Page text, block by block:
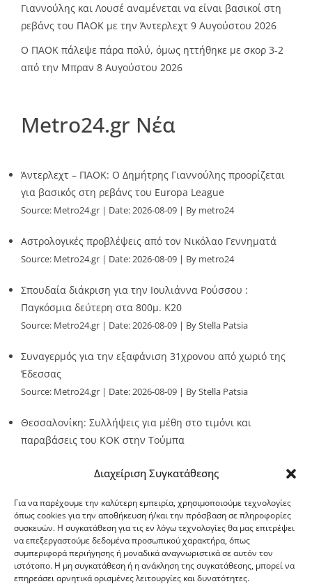
Διαχείριση Συγκατάθεσης
Για να παρέχουμε την καλύτερη εμπειρία, χρησιμοποιούμε τεχνολογίες
όπως cookies για την αποθήκευση ή/και την πρόσβαση σε πληροφορίες
συσκευών. Η συγκατάθεση για τις εν λόγω τεχνολογίες θα μας επιτρέψει
να επεξεργαστούμε δεδομένα προσωπικού χαρακτήρα, όπως
συμπεριφορά περιήγησης ή μοναδικά αναγνωριστικά σε αυτόν τον
ιστότοπο. Η μη συγκατάθεση ή η ανάκληση της συγκατάθεσης, μπορεί να
επηρεάσει αρνητικά ορισμένες λειτουργίες και δυνατότητες.
Γιαννούλης και Λουσέ αναμένεται να είναι βασικοί στη
ρεβάνς του ΠΑΟΚ με την Άντερλεχτ 9 Αυγούστου 2026
Ο ΠΑΟΚ πάλεψε πάρα πολύ, όμως ηττήθηκε με σκορ 3-2
από την Μπραν 8 Αυγούστου 2026
Metro24.gr Νέα
Άντερλεχτ – ΠΑΟΚ: Ο Δημήτρης Γιαννούλης προορίζεται
για βασικός στη ρεβάνς του Europa League
Source: Metro24.gr Date: 2026-08-09 By metro24
Αστρολογικές προβλέψεις από τον Νικόλαο Γεννηματά
Source: Metro24.gr Date: 2026-08-09 By metro24
Σπουδαία διάκριση για την Ιουλιάννα Ρούσσου :
Παγκόσμια δεύτερη στα 800μ. Κ20
Source: Metro24.gr Date: 2026-08-09 By Stella Patsia
Συναγερμός για την εξαφάνιση 31χρονου από χωριό της
Έδεσσας
Source: Metro24.gr Date: 2026-08-09 By Stella Patsia
Θεσσαλονίκη: Συλλήψεις για μέθη στο τιμόνι και
παραβάσεις του ΚΟΚ στην Τούμπα
G-point.gr